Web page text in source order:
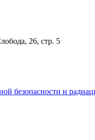
26, стр. 5